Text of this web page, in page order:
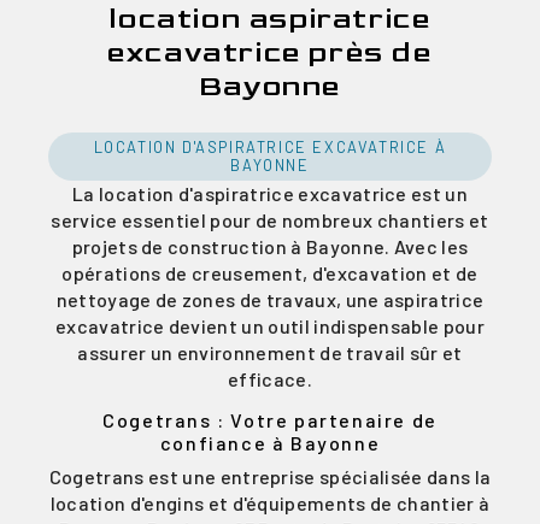
location aspiratrice
excavatrice près de
Bayonne
LOCATION D'ASPIRATRICE EXCAVATRICE À
BAYONNE
La location d'aspiratrice excavatrice est un
service essentiel pour de nombreux chantiers et
projets de construction à Bayonne. Avec les
opérations de creusement, d'excavation et de
nettoyage de zones de travaux, une aspiratrice
excavatrice devient un outil indispensable pour
assurer un environnement de travail sûr et
efficace.
Cogetrans : Votre partenaire de
confiance à Bayonne
Cogetrans est une entreprise spécialisée dans la
location d'engins et d'équipements de chantier à